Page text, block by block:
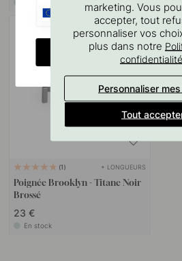
1 + LONGUEURS
Poignée Brooklyn - Titane Noir
Brossé
23 €
En stock
marketing. Vous
accepter, tout
personnaliser vos
plus dans notre
confidentialité
Personnaliser
Tout
CHANGE